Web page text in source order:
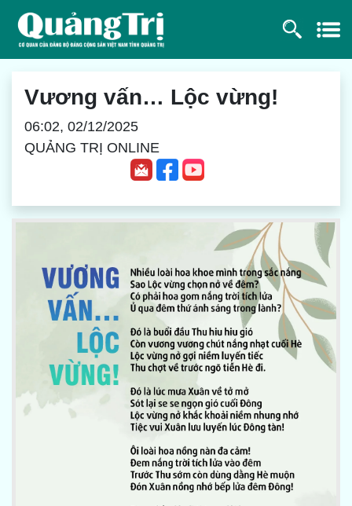
Vương vấn… Lộc vừng!
06:02, 02/12/2025
QUẢNG TRỊ ONLINE